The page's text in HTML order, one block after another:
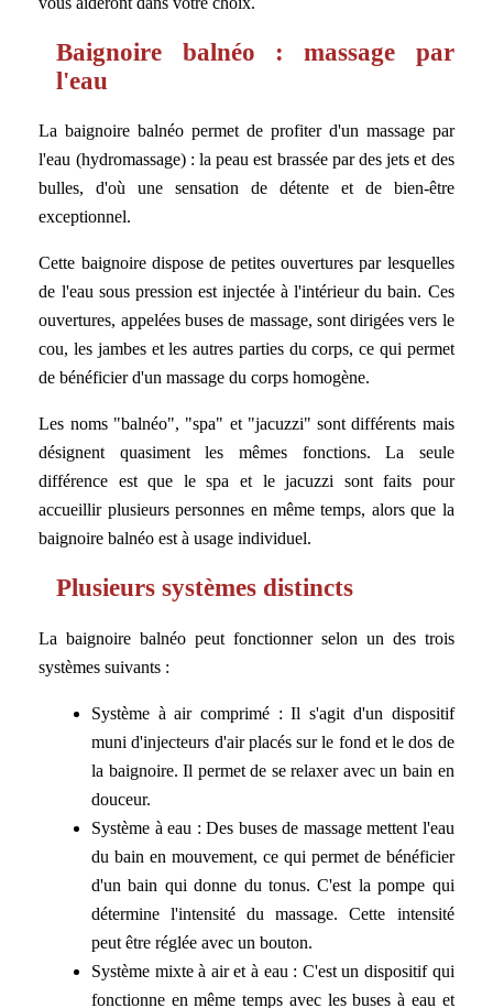
Baignoire balnéo : massage par
l'eau
La baignoire balnéo permet de profiter d'un massage par
l'eau (hydromassage) : la peau est brassée par des jets et des
bulles, d'où une sensation de détente et de bien-être
exceptionnel.
Cette baignoire dispose de petites ouvertures par lesquelles
de l'eau sous pression est injectée à l'intérieur du bain. Ces
ouvertures, appelées buses de massage, sont dirigées vers le
cou, les jambes et les autres parties du corps, ce qui permet
de bénéficier d'un massage du corps homogène.
Les noms "balnéo", "spa" et "jacuzzi" sont différents mais
désignent quasiment les mêmes fonctions. La seule
différence est que le spa et le jacuzzi sont faits pour
accueillir plusieurs personnes en même temps, alors que la
baignoire balnéo est à usage individuel.
Plusieurs systèmes distincts
La baignoire balnéo peut fonctionner selon un des trois
systèmes suivants :
Système à air comprimé : Il s'agit d'un dispositif
muni d'injecteurs d'air placés sur le fond et le dos de
la baignoire. Il permet de se relaxer avec un bain en
douceur.
Système à eau : Des buses de massage mettent l'eau
du bain en mouvement, ce qui permet de bénéficier
d'un bain qui donne du tonus. C'est la pompe qui
détermine l'intensité du massage. Cette intensité
peut être réglée avec un bouton.
Système mixte à air et à eau : C'est un dispositif qui
fonctionne en même temps avec les buses à eau et